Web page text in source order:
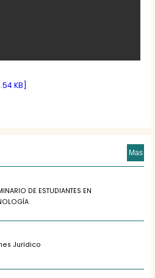
KB]
Mas
DE ESTUDIANTES EN
Jurídico